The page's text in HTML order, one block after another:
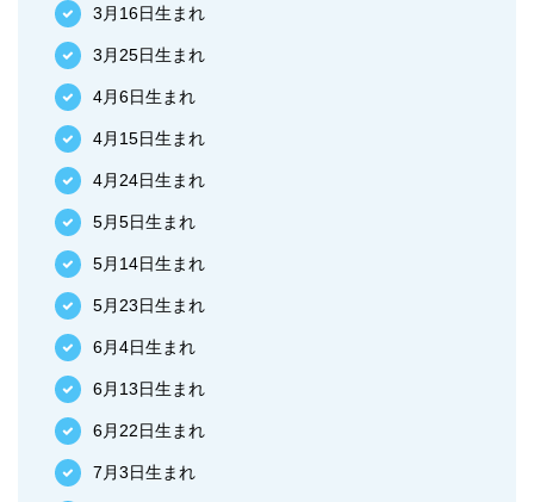
3月16日生まれ
3月25日生まれ
4月6日生まれ
4月15日生まれ
4月24日生まれ
5月5日生まれ
5月14日生まれ
5月23日生まれ
6月4日生まれ
6月13日生まれ
6月22日生まれ
7月3日生まれ